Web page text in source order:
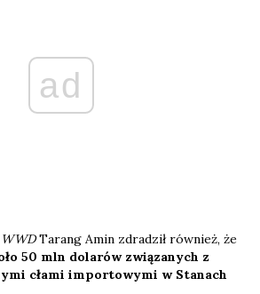
ad
WWDTarang Amin zdradził również, że
50 mln dolarów związanych z
cłami importowymi w Stanach